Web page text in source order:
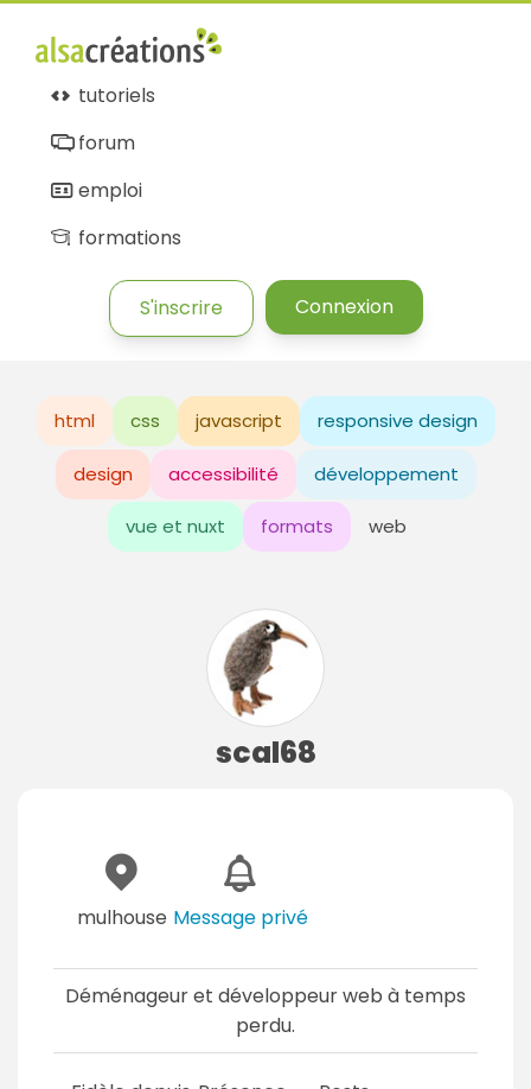
tutoriels
forum
emploi
formations
S'inscrire Connexion
html css javascript responsive design
design accessibilité développement
vue et nuxt formats web
scal68
mulhouse Message privé
Déménageur et développeur web à temps
perdu.